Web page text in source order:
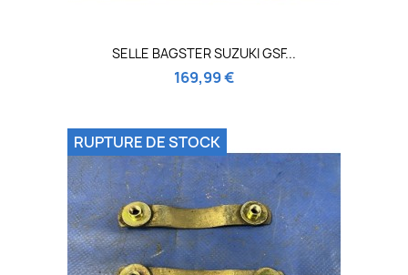
SELLE BAGSTER SUZUKI GSF...
169,99 €
RUPTURE DE STOCK